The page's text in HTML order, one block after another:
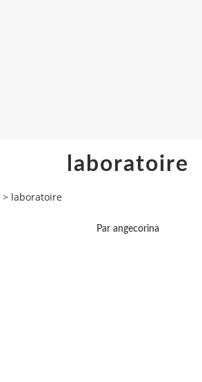
laboratoire
> laboratoire
Par angecorina